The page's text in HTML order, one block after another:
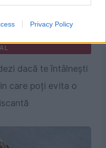
Privacy Policy
dacă te întâlnești
care poți evita o